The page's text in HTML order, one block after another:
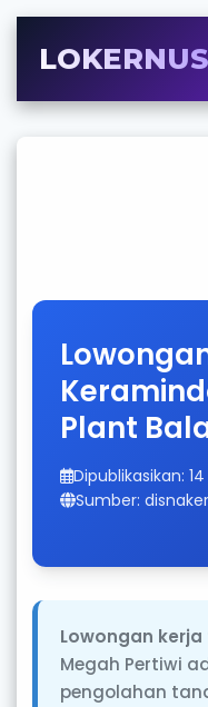
Plant
Dipublikasikan:
Sumber:
Lowongan
Megah Pertiwi
pengolahan